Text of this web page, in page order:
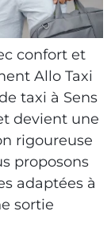
confort et
Allo Taxi
taxi à Sens
devient une
rigoureuse
proposons
adaptées à
sortie